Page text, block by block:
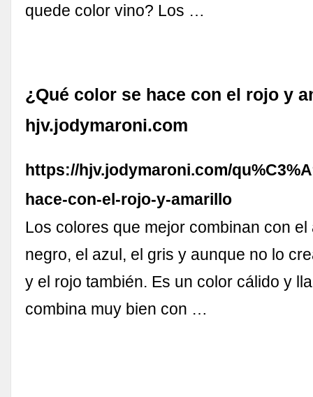
quede color vino? Los …
¿Qué color se hace con el rojo y
hjv.jodymaroni.com
https://hjv.jodymaroni.com/
hace-con-el-rojo-y-amarillo
Los colores que mejor combinan con el
negro, el azul, el gris y aunque no lo
y el rojo también. Es un color cálido y
combina muy bien con …